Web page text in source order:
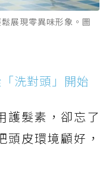
展現零異味形象。圖
洗對頭」開始
護髮素，卻忘了
皮環境顧好，